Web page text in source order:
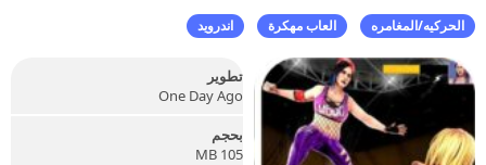
الحركيه/المغامره العاب مهكرة اندرويد
تطوير
One Day Ago
بحجم
105 MB